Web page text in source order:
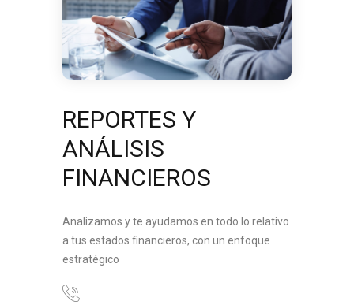
REPORTES Y
ANÁLISIS
FINANCIEROS
Analizamos y te ayudamos en todo lo relativo
a tus estados financieros, con un enfoque
estratégico